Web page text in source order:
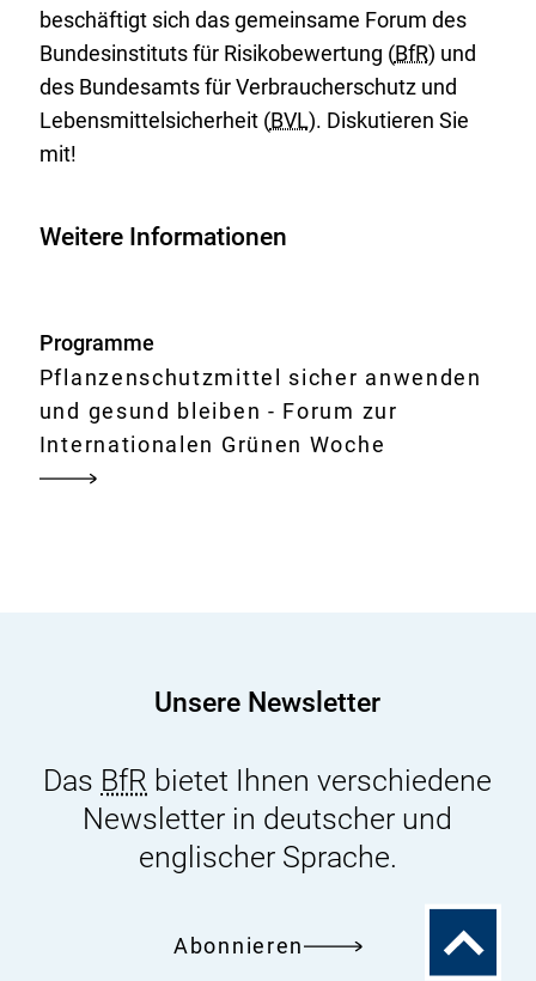
beschäftigt sich das gemeinsame Forum des
Bundesinstituts für Risikobewertung (BfR) und
des Bundesamts für Verbraucherschutz und
Lebensmittelsicherheit (BVL). Diskutieren Sie
mit!
Weitere Informationen
Programme
Pflanzenschutzmittel sicher anwenden
und gesund bleiben - Forum zur
Internationalen Grünen Woche
Unsere Newsletter
Das BfR bietet Ihnen verschiedene
Newsletter in deutscher und
englischer Sprache.
Abonnieren
Zum